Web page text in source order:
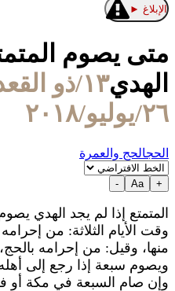
الإبلاغ ►
متى يصوم
الهدي
٢٦/يوليو/٢٠١٨
الحجالحج والعمرة
+
Aa
-
المتمتع إذا لم يجد الهدي
وقت الأيام الثلاثة: من
منها، وقيل: من إحرامه
ويصوم سبعة إذا رجع إلى
وإن صام السبعة في مكة أو